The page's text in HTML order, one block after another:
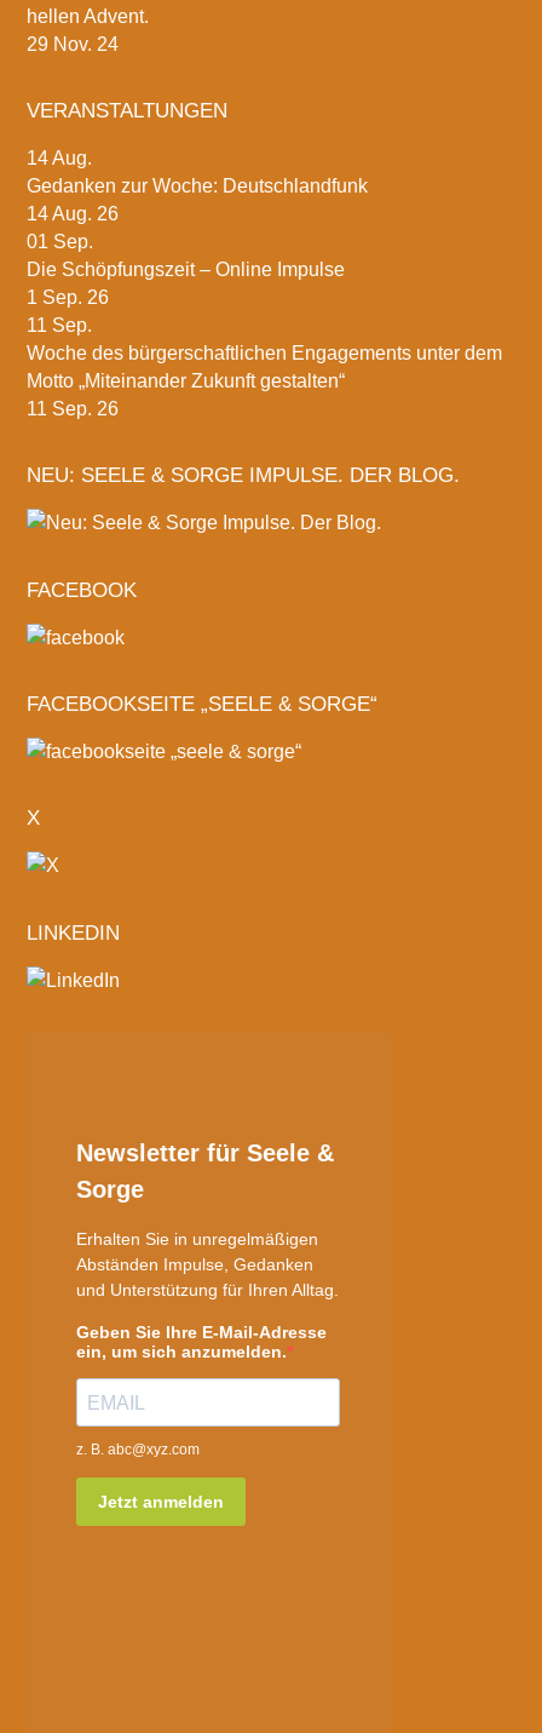
hellen Advent.
29 Nov. 24
VERANSTALTUNGEN
14Aug.
Gedanken zur Woche: Deutschlandfunk
14 Aug. 26
01 Sep.
Die Schöpfungszeit – Online Impulse
1 Sep. 26
11 Sep.
Woche des bürgerschaftlichen Engagements unter dem
Motto „Miteinander Zukunft gestalten“
11 Sep. 26
NEU: SEELE & SORGE IMPULSE. DER BLOG.
FACEBOOK
FACEBOOKSEITE „SEELE & SORGE“
X
LINKEDIN